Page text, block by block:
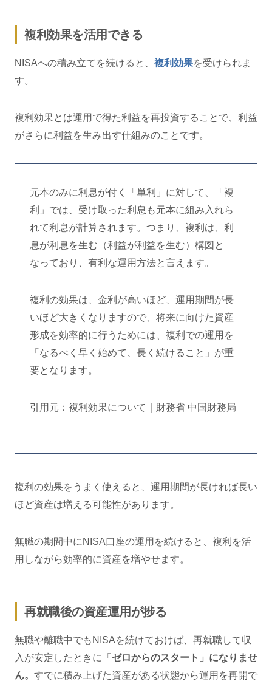
複利効果を活用できる
NISAへの積み立てを続けると、 複利効果を受けられま
す。
複利効果とは運用で得た利益を再投資することで、利益
がさらに利益を生み出す仕組みのことです。
元本のみに利息が付く「単利」に対して、「複
利」では、受け取った利息も元本に組み入れら
れて利息が計算されます。つまり、複利は、利
息が利息を生む（利益が利益を生む）構図と
なっており、有利な運用方法と言えます。
複利の効果は、金利が高いほど、運用期間が長
いほど大きくなりますので、将来に向けた資産
形成を効率的に行うためには、複利での運用を
「なるべく早く始めて、長く続けること」が重
要となります。
引用元：複利効果について｜財務省 中国財務局
複利の効果をうまく使えると、運用期間が長ければ長い
ほど資産は増える可能性があります。
無職の期間中にNISA口座の運用を続けると、複利を活
用しながら効率的に資産を増やせます。
再就職後の資産運用が捗る
無職や離職中でもNISAを続けておけば、再就職して収
入が安定したときに「 ゼロからのスタート」になりませ
ん。 すでに積み上げた資産がある状態から運用を再開で